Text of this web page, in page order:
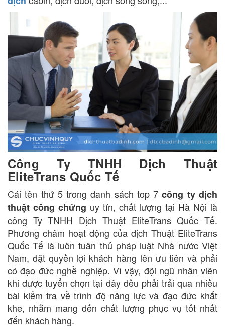
Công Ty TNHH Dịch Thuật
EliteTrans Quốc Tế
Cái tên thứ 5 trong danh sách top 7công ty dịch
thuật công chứng uy tín, chất lượng tại Hà Nội là
công Ty TNHH Dịch Thuật EliteTrans Quốc Tế.
Phương châm hoạt động của dịch Thuật EliteTrans
Quốc Tế là luôn tuân thủ pháp luật Nhà nước Việt
Nam, đặt quyền lợi khách hàng lên ưu tiên và phải
có đạo đức nghề nghiệp. Vì vậy, đội ngũ nhân viên
khi được tuyển chọn tại đây đều phải trải qua nhiều
bài kiểm tra về trình độ năng lực và đạo đức khắt
khe, nhằm mang đến chất lượng phục vụ tốt nhất
đến khách hàng.